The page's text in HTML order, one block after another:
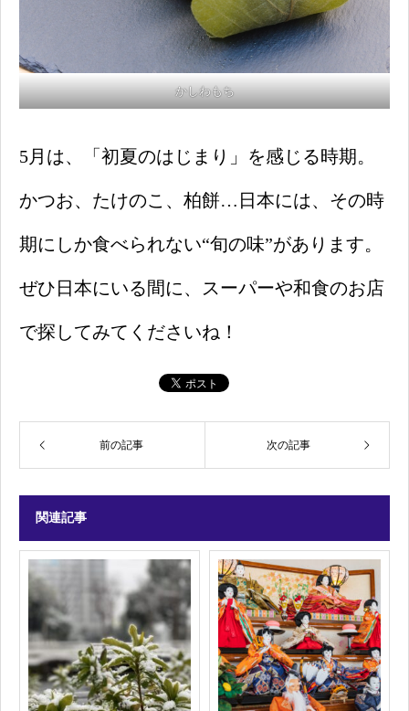
かしわもち
5月は、「初夏のはじまり」を感じる時期。
かつお、たけのこ、柏餅…日本には、その時
期にしか食べられない“旬の味”があります。
ぜひ日本にいる間に、スーパーや和食のお店
で探してみてくださいね！
前の記事 次の記事
関連記事